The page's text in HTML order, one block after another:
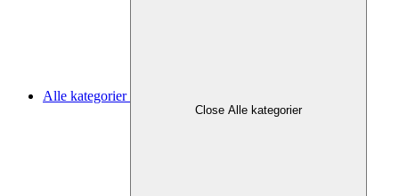
Alle kategorier
Close Alle kategorier